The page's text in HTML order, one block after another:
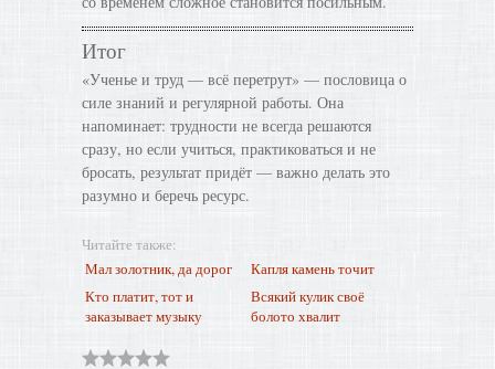
Итог
«Ученье и труд — всё перетрут» — пословица о
силе знаний и регулярной работы. Она
напоминает: трудности не всегда решаются
сразу, но если учиться, практиковаться и не
бросать, результат придёт — важно делать это
разумно и беречь ресурс.
Читайте также:
Мал золотник, да дорог
Капля камень точит
Кто платит, тот и
заказывает музыку
Всякий кулик своё
болото хвалит